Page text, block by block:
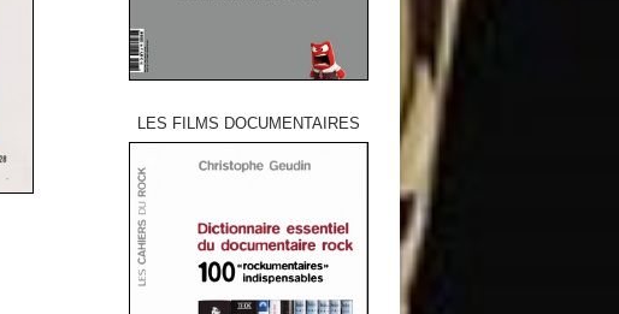
LES FILMS DOCUMENTAIRES